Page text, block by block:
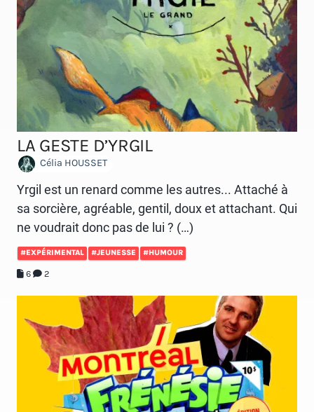
LA GESTE D’YRGIL
Célia HOUSSET
Yrgil est un renard comme les autres... Attaché à
sa sorcière, agréable, gentil, doux et attachant. Qui
ne voudrait donc pas de lui ? (…)
#EXPÉRIMENTAL #JEUNESSE #HUMOUR
6 2